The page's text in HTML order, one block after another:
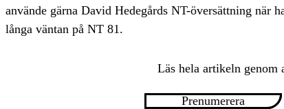
använde gärna David Hedegårds NT-översättning när
långa väntan på NT 81.
Läs hela artikeln
Prenumerera